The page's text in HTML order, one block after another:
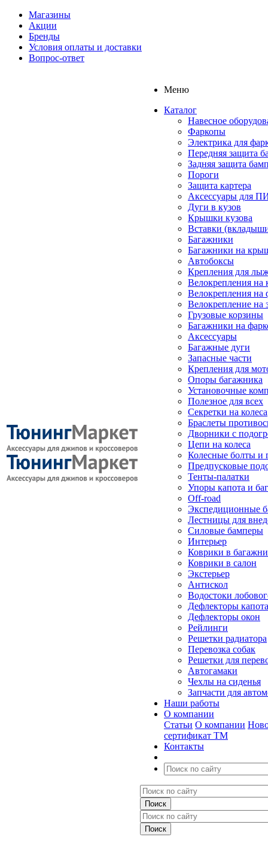
Магазины
Акции
Бренды
Условия оплаты и доставки
Вопрос-ответ
Меню
Каталог
Навесное
Фаркопы
Электрика для
Передняя защита
Задняя защита
Пороги
Защита картера
Аксессуары для
Дуги в кузов
Крышки кузова
Вставки
Багажники
Багажники на
Автобоксы
Крепления для
Велокрепления
Велокрепления на
Велокрепление на
Грузовые корзины
Багажники на
Аксессуары
Багажные дуги
Запасные части
Крепления для
Опоры багажника
Установочные
Полезное для всех
Секретки на колеса
Браслеты
Дворники с
Цепи на колеса
Колесные болты и
Предпусковые
Тенты-палатки
Упоры капота и
Off-road
Экспедиционные
Лестницы для
Силовые бамперы
Интерьер
Коврики в
Коврики в салон
Экстерьер
Антискол
Водостоки
Дефлекторы капота
Дефлекторы окон
Рейлинги
Решетки радиатора
Перевозка собак
Решетки для
Автогамаки
Чехлы на сиденья
Запчасти для
Наши работы
О компании
Статьи О компании
сертификат ТМ
Контакты